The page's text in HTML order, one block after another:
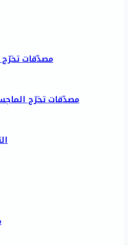
مصدّقات تخرّج
مصدّقات تخرّج